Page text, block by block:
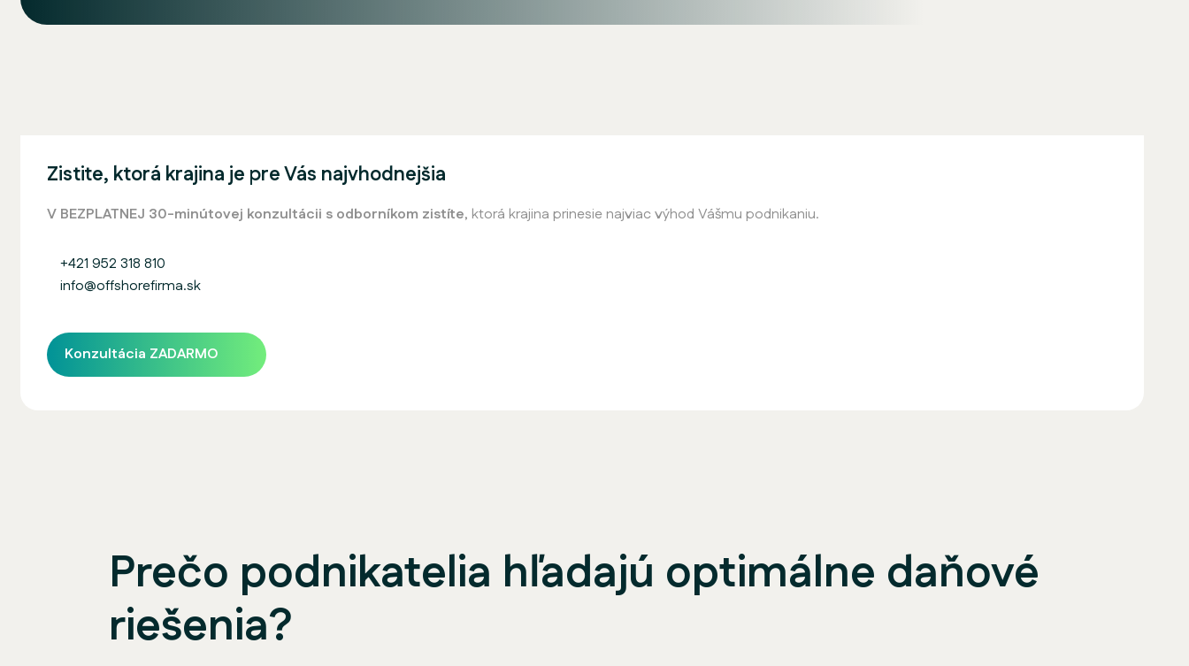
Zistite, ktorá krajina je pre Vás najvhodnejšia
V BEZPLATNEJ 30-minútovej konzultácii s odborníkom zistíte, ktorá krajina prinesie najviac výhod Vášmu podnikaniu.
+421 952 318 810
info@offshorefirma.sk
Konzultácia ZADARMO
Prečo podnikatelia hľadajú optimálne daňové
riešenia?